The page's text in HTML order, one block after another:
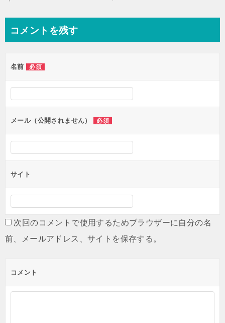
ビ
ー
シ
ン
コメントを残す
名前 必須
メール（公開されません） 必須
サイト
次回のコメントで使用するためブラウザーに自分の名
前、メールアドレス、サイトを保存する。
コメント